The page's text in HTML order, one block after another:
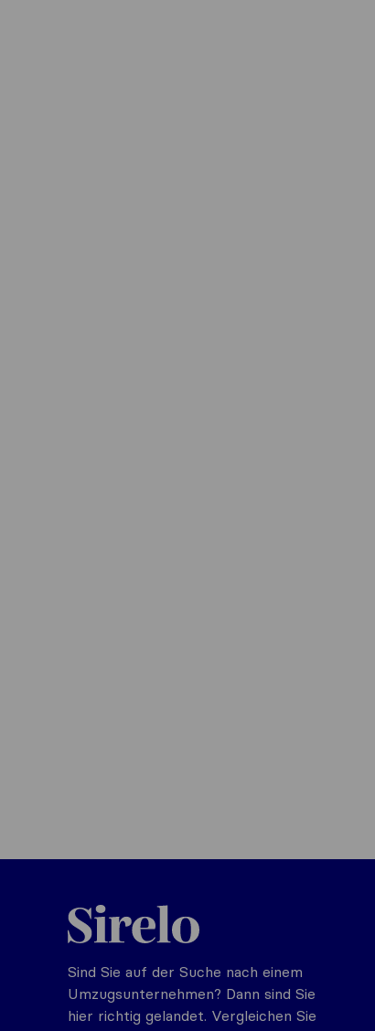
Sirelo.at
Sind Sie auf der Suche nach einem
Umzugsunternehmen? Dann sind Sie
hier richtig gelandet. Vergleichen Sie